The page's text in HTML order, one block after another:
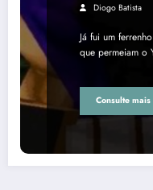
Diogo Batista
Já fui um
que permeiam o
Consulte